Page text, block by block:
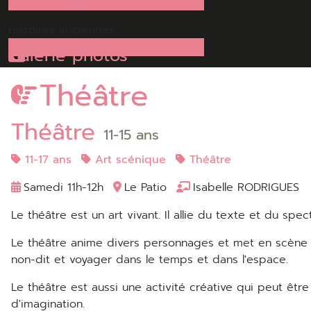
Galerie photos
Théâtre
Théâtre 11-15 ans
11-17 ans Art scénique
Théâtre
Samedi 11h-12h
Le Patio
Isabelle RODRIGUES
Le théâtre est un art vivant. Il allie du texte et du
Le théâtre anime divers personnages et met en scène des échanges simples ou complexes. Il fait appel à l'imagination du spectateur pour comprendre le dit et le
non-dit et voyager dans le temps et dans l'espace.
Le théâtre est aussi une activité créative qui peut être bénéfique pour les timides et particulièrement adaptée à ceux qui ont bonne mémoire et beaucoup
d'imagination.